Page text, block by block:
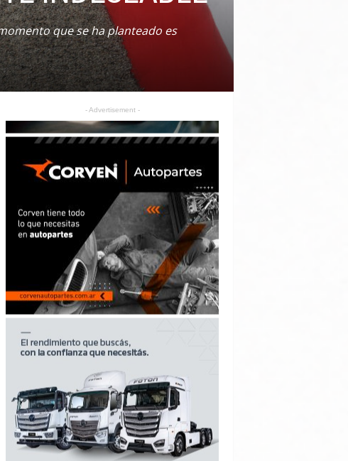
que se ha planteado es
- Advertisement -